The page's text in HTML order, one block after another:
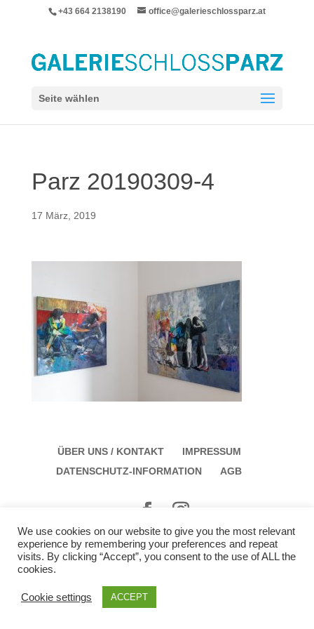
+43 664 2138190 office@galerieschlossparz.at
Seite wählen
Parz 20190309-4
17 März, 2019
ÜBER UNS / KONTAKT
IMPRESSUM
DATENSCHUTZ-INFORMATION
AGB
Galerie Schloss Parz Kunstzentrum OG
Öffungszeiten: Sonntag: 14:00 bis 17:00 Montag:
We use cookies on our website to give you the most relevant
experience by remembering your preferences and repeat
visits. By clicking “Accept”, you consent to the use of ALL the
cookies.
Cookie settings ACCEPT